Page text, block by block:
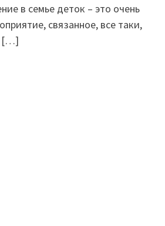
в семье деток – это очень
связанное, все таки,
[…]